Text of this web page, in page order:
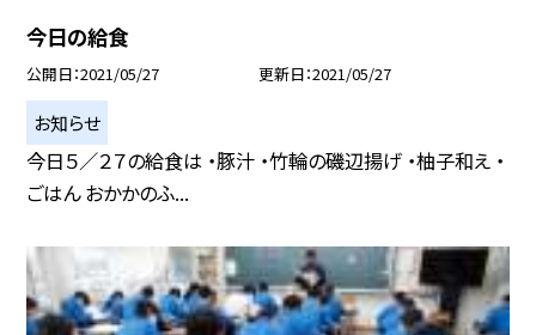
今日の給食
公開日 2021/05/27 更新日 2021/05/27
お知らせ
今日５／２７の給食は ・豚汁 ・竹輪の磯辺揚げ ・柚子和え ・
ごはん おかかのふ...